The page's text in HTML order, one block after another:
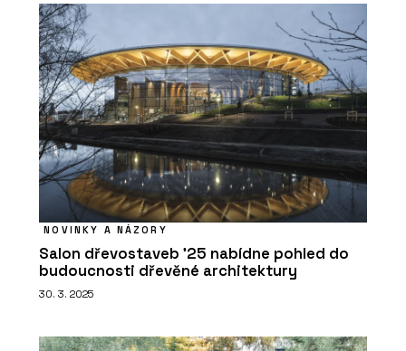
NOVINKY A NÁZORY
Salon dřevostaveb ’25 nabídne pohled do
budoucnosti dřevěné architektury
30. 3. 2025